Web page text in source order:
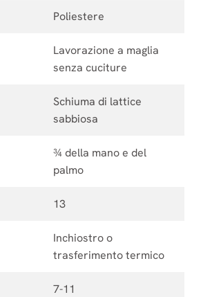
Poliestere
Lavorazione a maglia
senza cuciture
Schiuma di lattice
sabbiosa
¾ della mano e del
palmo
13
Inchiostro o
trasferimento termico
7-11